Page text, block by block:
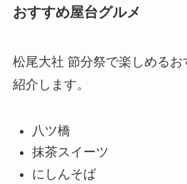
おすすめ屋台グルメ
松尾大社 節分祭で楽しめる
紹介します。
八ツ橋
抹茶スイーツ
にしんそば